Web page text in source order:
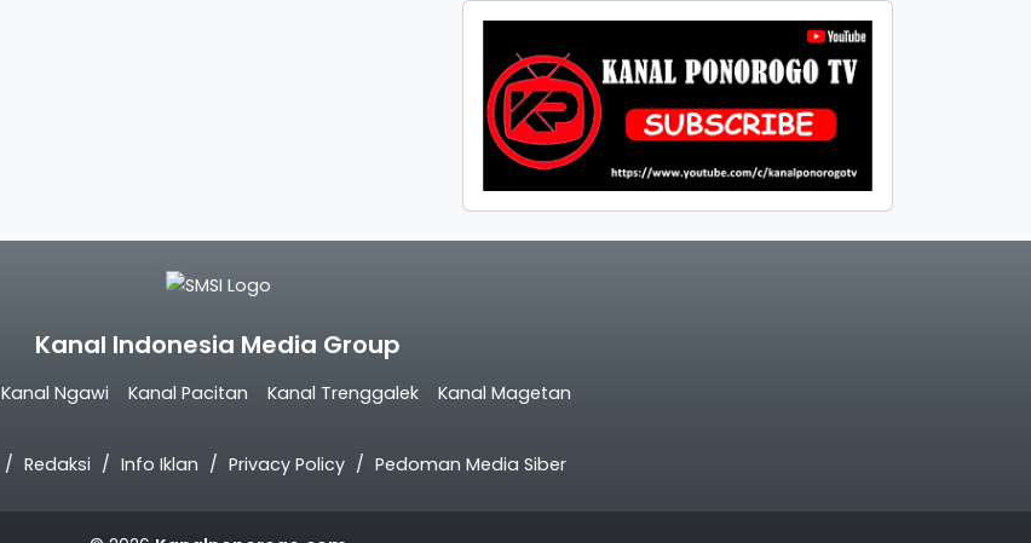
Kanal Indonesia Media Group
Kanal Ngawi Kanal Pacitan Kanal Trenggalek Kanal Magetan
Redaksi Info Iklan Privacy Policy Pedoman Media Siber